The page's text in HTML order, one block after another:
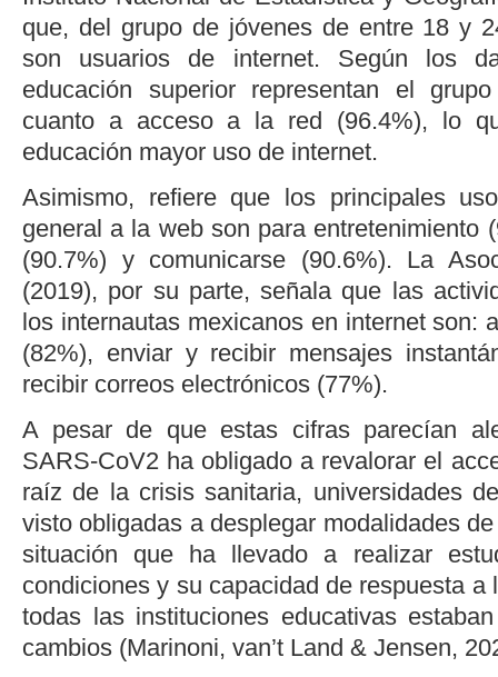
que, del grupo de jóvenes de entre 18 y
son usuarios de internet. Según los
educación superior representan el
cuanto a acceso a la red (96.4%), lo
educación mayor uso de internet.
Asimismo, refiere que los principales
general a la web son para entretenimiento
(90.7%) y comunicarse (90.6%). La
(2019), por su parte, señala que las
los internautas mexicanos en internet son:
(82%), enviar y recibir mensajes
recibir correos electrónicos (77%).
A pesar de que estas cifras parecían
SARS-CoV2 ha obligado a revalorar el
raíz de la crisis sanitaria, universidades
visto obligadas a desplegar modalidades
situación que ha llevado a realizar
condiciones y su capacidad de respuesta a
todas las instituciones educativas
cambios (Marinoni, van’t Land & Jensen,